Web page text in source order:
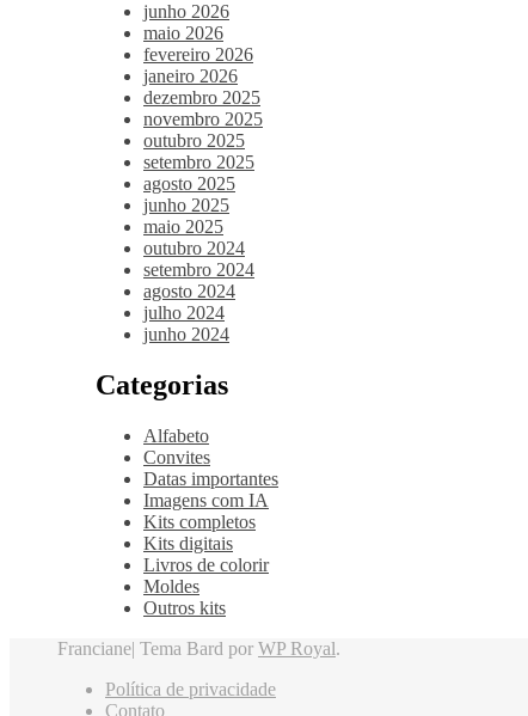
junho 2026
maio 2026
fevereiro 2026
janeiro 2026
dezembro 2025
novembro 2025
outubro 2025
setembro 2025
agosto 2025
junho 2025
maio 2025
outubro 2024
setembro 2024
agosto 2024
julho 2024
junho 2024
Categorias
Alfabeto
Convites
Datas importantes
Imagens com IA
Kits completos
Kits digitais
Livros de colorir
Moldes
Outros kits
Franciane| Tema Bard por WP Royal.
Política de privacidade
Contato